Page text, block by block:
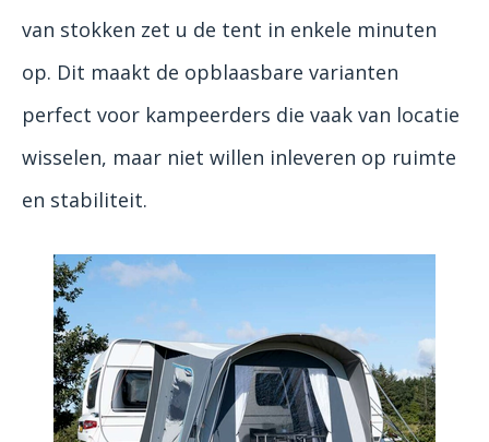
van stokken zet u de tent in enkele minuten
op. Dit maakt de opblaasbare varianten
perfect voor kampeerders die vaak van locatie
wisselen, maar niet willen inleveren op ruimte
en stabiliteit.